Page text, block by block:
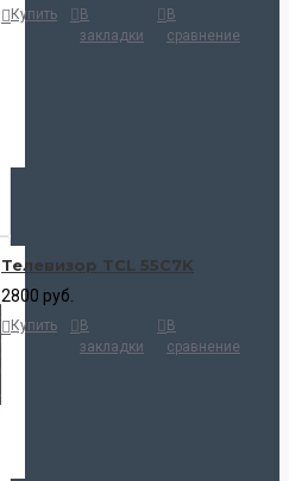
Купить
В
закладки
В
сравнение
Телевизор TCL 55C7K
2800 руб.
Купить
В
закладки
В
сравнение